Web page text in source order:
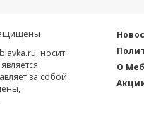
носит
за собой
О